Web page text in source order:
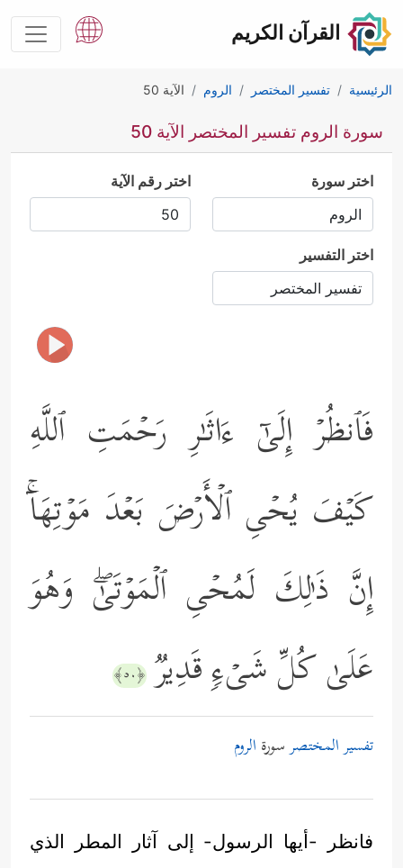
القرآن الكريم
الرئيسية تفسير المختصر الروم الآية 50
سورة الروم تفسير المختصر الآية 50
اختر سورة اختر رقم الآية
اختر التفسير
فَٱنظُرۡ إِلَىٰۤ ءَاثَـٰرِ رَحۡمَتِ ٱللَّهِ
كَیۡفَ یُحۡیِ ٱلۡأَرۡضَ بَعۡدَ مَوۡتِهَاۤۚ
إِنَّ ذَ ٰ⁠لِكَ لَمُحۡیِ ٱلۡمَوۡتَىٰۖ وَهُوَ
عَلَىٰ كُلِّ شَیۡءࣲ قَدِیرࣱ ﴿٥٠﴾
تفسير المختصرسورة الروم
فانظر -أيها الرسول- إلى آثار المطر الذي